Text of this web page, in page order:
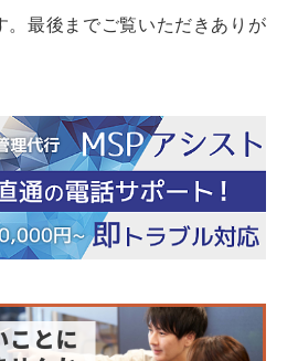
。最後までご覧いただきありが